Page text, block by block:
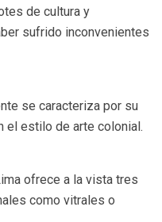
de cultura y
sufrido inconvenientes
se caracteriza por su
el estilo de arte colonial.
ofrece a la vista tres
como vitrales o